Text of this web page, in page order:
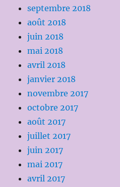
septembre 2018
août 2018
juin 2018
mai 2018
avril 2018
janvier 2018
novembre 2017
octobre 2017
août 2017
juillet 2017
juin 2017
mai 2017
avril 2017